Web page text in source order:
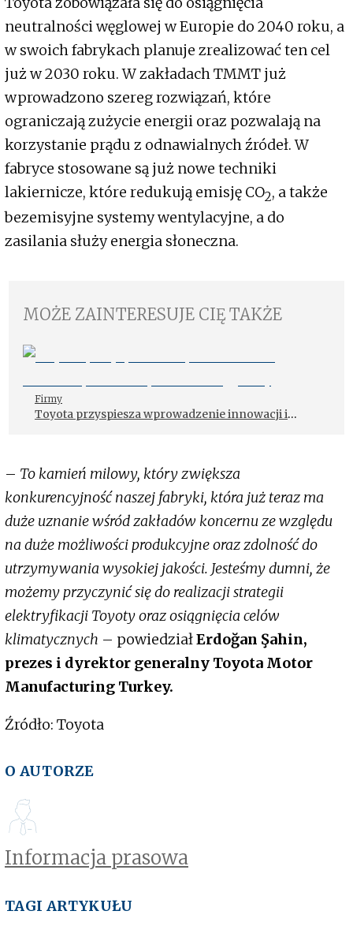
neutralności węglowej w Europie do 2040 roku, a
w swoich fabrykach planuje zrealizować ten cel
już w 2030 roku. W zakładach TMMT już
wprowadzono szereg rozwiązań, które
ograniczają zużycie energii oraz pozwalają na
korzystanie prądu z odnawialnych źródeł. W
fabryce stosowane są już nowe techniki
lakiernicze, które redukują emisję CO2, a także
bezemisyjne systemy wentylacyjne, a do
zasilania służy energia słoneczna.
MOŻE ZAINTERESUJE CIĘ TAKŻE
Firmy
Toyota przyspiesza wprowadzenie innowacji i
– To kamień milowy, który zwiększa
konkurencyjność naszej fabryki, która już teraz ma
duże uznanie wśród zakładów koncernu ze względu
na duże możliwości produkcyjne oraz zdolność do
utrzymywania wysokiej jakości. Jesteśmy dumni, że
możemy przyczynić się do realizacji strategii
elektryfikacji Toyoty oraz osiągnięcia celów
klimatycznych – powiedziałErdoğan Şahin,
prezes i dyrektor generalny Toyota Motor
Manufacturing Turkey.
Źródło: Toyota
O AUTORZE
Informacja prasowa
TAGI ARTYKUŁU